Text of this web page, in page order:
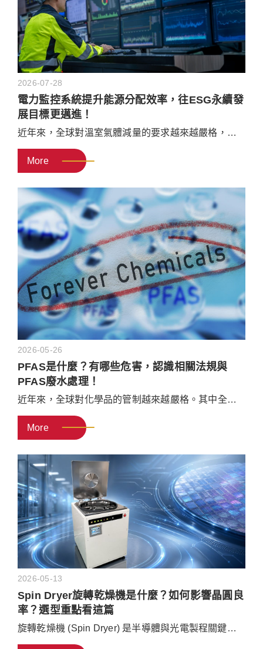
2026-07-28
電力監控系統提升能源分配效率，往ESG永續發
展目標更邁進！
近年來，全球對溫室氣體減量的要求越來越嚴格，加
上工業用電成本不斷攀升，製造業等大型產業的營運
皆受到影響。為了達成供應鏈要求的碳盤查標準與淨
理方案，讓製程的能源消耗能被最大化利用，減少碳
排。本文將介紹電力監控系統的優勢，協助企業能快
速建立數位化節能的方向規劃。
More
2026-05-26
PFAS是什麼？有哪些危害，認識相關法規與
PFAS廢水處理！
近年來，全球對化學品的管制越來越嚴格。其中全氟
／多氟烷基物質（PFAS）因為難以在自然環境中分
解，被稱為「永久性化學物質」，成為世界各國重點
與半導體產業來說，帶來必須盡快尋找替代材料，以
及升級廢水處理設備的雙重壓力。
More
2026-05-13
Spin Dryer旋轉乾燥機是什麼？如何影響晶圓良
率？選型重點看這篇
旋轉乾燥機 (Spin Dryer) 是半導體與光電製程關鍵。
本文將深入解說運作原理與採購指南：探討離心力乾